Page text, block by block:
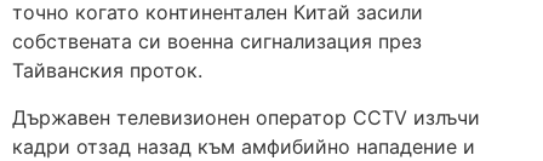
точно когато континентален Китай засили
собствената си военна сигнализация през
Тайванския проток.
Държавен телевизионен оператор CCTV излъчи
кадри отзад назад към амфибийно нападение и